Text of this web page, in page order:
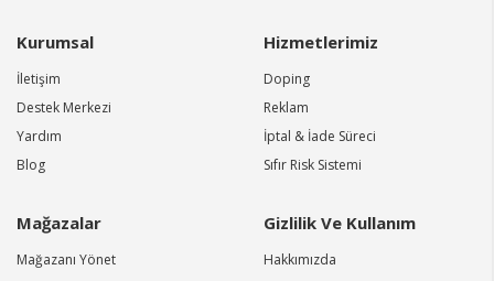
Kurumsal
İletişim
Destek Merkezi
Yardım
Blog
Hizmetlerimiz
Doping
Reklam
İptal & İade Süreci
Sıfır Risk Sistemi
Mağazalar
Mağazanı Yönet
Gizlilik Ve Kullanım
Hakkımızda